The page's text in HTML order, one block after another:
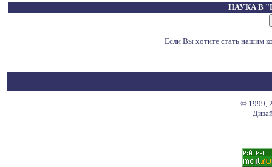
НАУКА В
Если Вы хотите стать нашим
© 1999,